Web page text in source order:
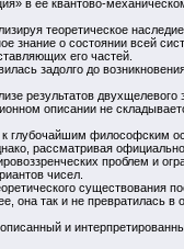
в ее квантово-
теоретическое
знание о состоянии всей
его частей.
задолго до
результатов
описании не
глубочайшим философским
рассматривая
проблем и
чисел.
она так и не
и